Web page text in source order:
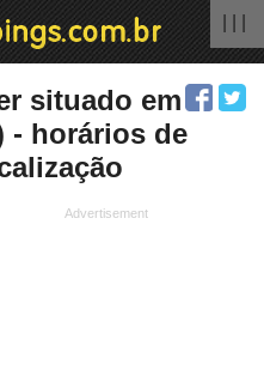
situado em
- horários de